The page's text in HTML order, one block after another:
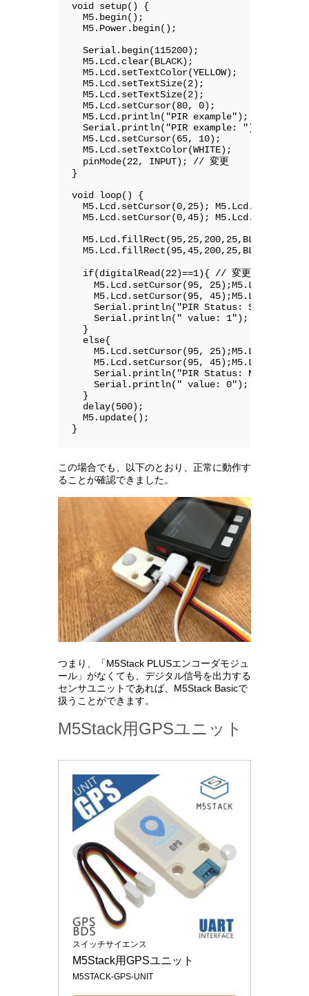
void setup() {
  M5.begin();
  M5.Power.begin();
  Serial.begin(115200);
  M5.Lcd.clear(BLACK);
  M5.Lcd.setTextColor(YELLOW);
  M5.Lcd.setTextSize(2);
  M5.Lcd.setTextSize(2);
  M5.Lcd.setCursor(80, 0);
  M5.Lcd.println("PIR example");
  Serial.println("PIR example: ");
  M5.Lcd.setCursor(65, 10);
  M5.Lcd.setTextColor(WHITE);
  pinMode(22, INPUT); // 変更
}
void loop() {
M5.Lcd.setCursor(0,25);
M5.Lcd.setCursor(0,45);
  M5.Lcd.fillRect(95,25,200,25,BLACK);
  M5.Lcd.fillRect(95,45,200,25,BLACK);
  if(digitalRead(22)==1){ // 変更
M5.Lcd.setCursor(95,
M5.Lcd.setCursor(95,
    Serial.println("PIR Status: Sensing");
    Serial.println(" value: 1");
  }
  else{
M5.Lcd.setCursor(95,
M5.Lcd.setCursor(95,
Serial.println("PIR Status: Not
    Serial.println(" value: 0");
  }
  delay(500);
  M5.update();
}
この場合でも、以下のとおり、正常に動作す
ることが確認できました。
つまり、「M5Stack PLUSエンコーダモジュ
ール」がなくても、デジタル信号を出力する
センサユニットであれば、M5Stack Basicで
扱うことができます。
M5Stack用GPSユニット
スイッチサイエンス
M5Stack用GPSユニット
M5STACK-GPS-UNIT